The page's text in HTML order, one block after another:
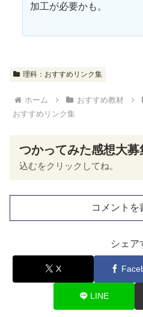
加工が必要かも。
理科：おすすめリンク集
ホーム おすすめ教材
おすすめリンク集
つかってみた感想大募
込むをクリックしてね。
コメントを
シェア
X
LINE